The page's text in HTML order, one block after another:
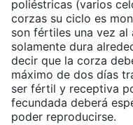
poliéstricas (varios
corzas su ciclo es
son fértiles una vez al
solamente dura
decir que la corza
máximo de dos días
ser fértil y receptiva
fecundada deberá
poder reproducirse.